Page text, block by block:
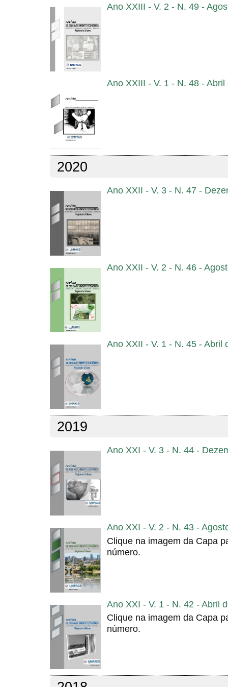
Ano XXIII - V. 2 - N. 49 -
Ano XXIII - V. 1 - N. 48 - Abril
2020
Ano XXII - V. 3 - N. 47 -
Ano XXII - V. 2 - N. 46 -
Ano XXII - V. 1 - N. 45 - Abril
2019
Ano XXI - V. 3 - N. 44 -
Ano XXI - V. 2 - N. 43 -
Clique na imagem da Capa
número.
Ano XXI - V. 1 - N. 42 - Abril
Clique na imagem da Capa
número.